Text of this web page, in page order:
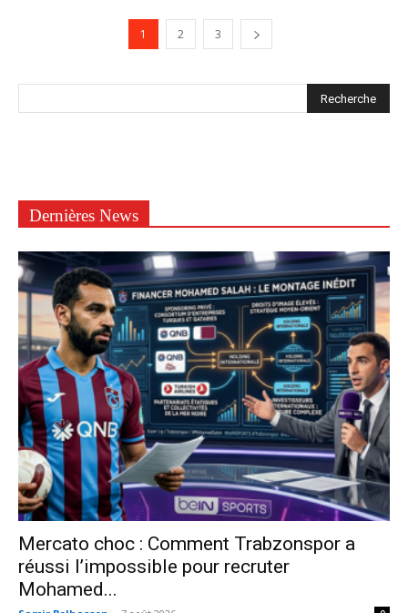
1 2 3
Dernières News
Mercato choc : Comment Trabzonspor a
réussi l’impossible pour recruter
Mohamed...